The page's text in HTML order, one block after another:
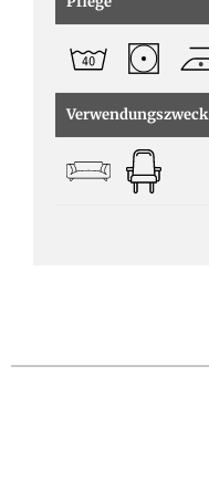
Verwendungszweck